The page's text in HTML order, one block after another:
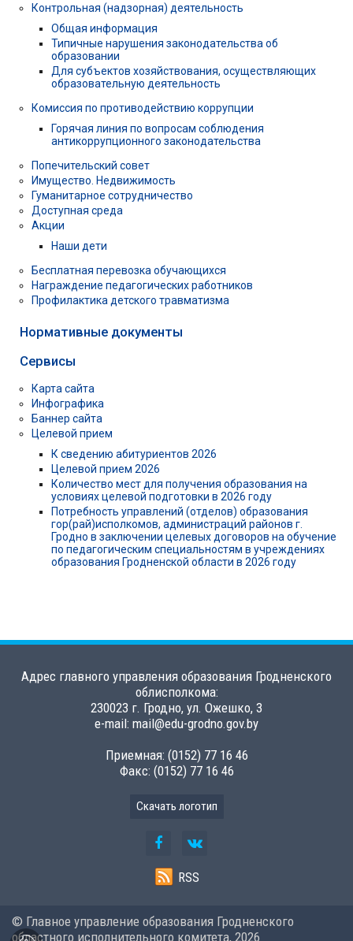
Контрольная (надзорная) деятельность
Общая информация
Типичные нарушения законодательства об
образовании
Для субъектов хозяйствования, осуществляющих
образовательную деятельность
Комиссия по противодействию коррупции
Горячая линия по вопросам соблюдения
антикоррупционного законодательства
Попечительский совет
Имущество. Недвижимость
Гуманитарное сотрудничество
Доступная среда
Акции
Наши дети
Бесплатная перевозка обучающихся
Награждение педагогических работников
Профилактика детского травматизма
Нормативные документы
Сервисы
Карта сайта
Инфографика
Баннер сайта
Целевой прием
К сведению абитуриентов 2026
Целевой прием 2026
Количество мест для получения образования на
условиях целевой подготовки в 2026 году
Потребность управлений (отделов) образования
гор(рай)исполкомов, администраций районов г.
Гродно в заключении целевых договоров на обучение
по педагогическим специальностям в учреждениях
образования Гродненской области в 2026 году
Адрес главного управления образования Гродненского
облисполкома:
230023 г. Гродно, ул. Ожешко, 3
e-mail: mail@edu-grodno.gov.by
Приемная: (0152) 77 16 46
Факс: (0152) 77 16 46
Скачать логотип
RSS
© Главное управление образования Гродненского
областного исполнительного комитета, 2026